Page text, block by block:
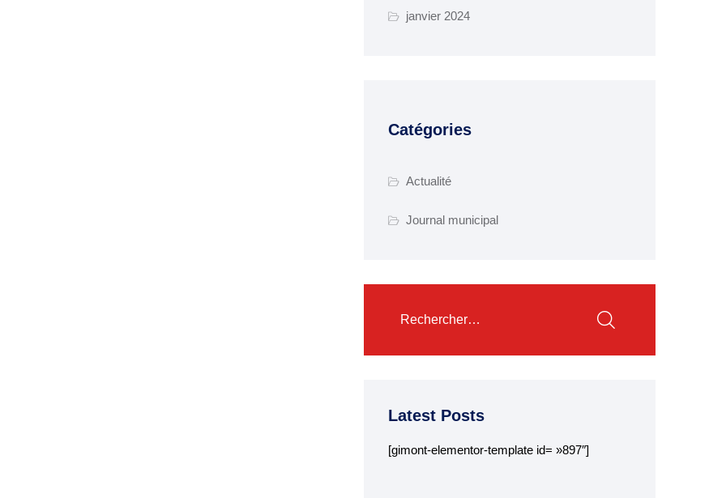
janvier 2024
Catégories
Actualité
Journal municipal
Latest Posts
[gimont-elementor-template id= »897″]